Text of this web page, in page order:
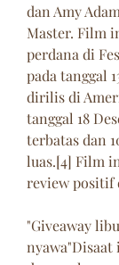
dan Amy
Master. Film
perdana di
pada tanggal
dirilis di
tanggal 18
terbatas dan
luas.[4] Film
review positif
"Giveaway
nyawa"Disaat